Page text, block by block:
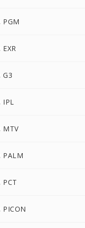
PGM
EXR
G3
IPL
MTV
PALM
PCT
PICON